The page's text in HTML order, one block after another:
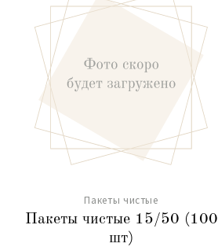
Пакеты чистые
Пакеты чистые 15/50 (100
шт)